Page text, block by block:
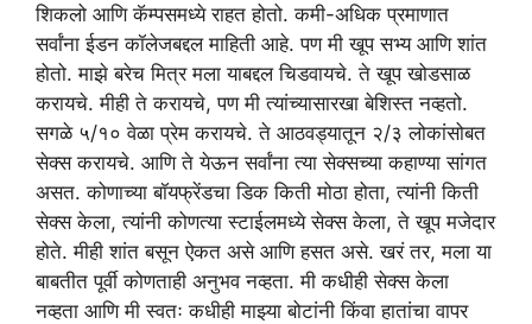
शिकलो आणि कॅम्पसमध्ये राहत होतो. कमी-अधिक प्रमाणात
सर्वांना ईडन कॉलेजबद्दल माहिती आहे. पण मी खूप सभ्य आणि शांत
होतो. माझे बरेच मित्र मला याबद्दल चिडवायचे. ते खूप खोडसाळ
करायचे. मीही ते करायचे, पण मी त्यांच्यासारखा बेशिस्त नव्हतो.
सगळे ५/१० वेळा प्रेम करायचे. ते आठवड्यातून २/३ लोकांसोबत
सेक्स करायचे. आणि ते येऊन सर्वांना त्या सेक्सच्या कहाण्या सांगत
असत. कोणाच्या बॉयफ्रेंडचा डिक किती मोठा होता, त्यांनी किती
सेक्स केला, त्यांनी कोणत्या स्टाईलमध्ये सेक्स केला, ते खूप मजेदार
होते. मीही शांत बसून ऐकत असे आणि हसत असे. खरं तर, मला या
बाबतीत पूर्वी कोणताही अनुभव नव्हता. मी कधीही सेक्स केला
नव्हता आणि मी स्वतः कधीही माझ्या बोटांनी किंवा हातांचा वापर